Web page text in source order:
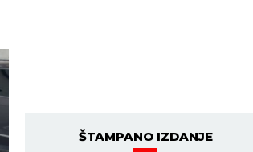
ŠTAMPANO IZDANJE